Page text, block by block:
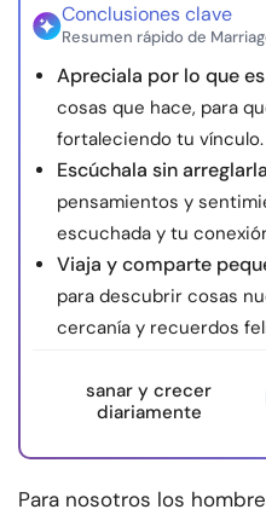
Sobre nosotros Contáctanos
nosotros
© Copyright 2026.
Conclusiones clave
Resumen rápido de
Apreciala por lo que es
cosas que hace, para
fortaleciendo tu vínculo.
Escúchala sin arreglarla
pensamientos y
escuchada y tu
Viaja y comparte
para descubrir cosas
cercanía y recuerdos
sanar y crecer
diariamente
Para nosotros los